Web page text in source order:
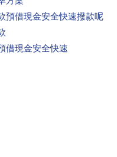
預借現金安全快速撥款呢
借現金安全快速